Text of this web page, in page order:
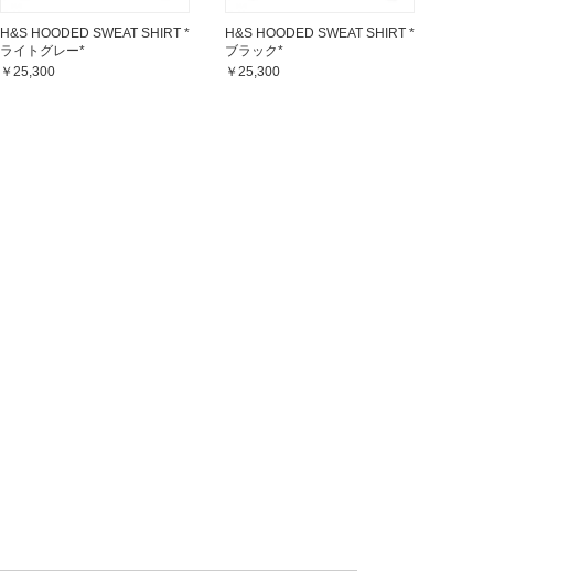
H&S HOODED SWEAT SHIRT *
ライトグレー*
￥25,300
H&S HOODED SWEAT SHIRT *
ブラック*
￥25,300